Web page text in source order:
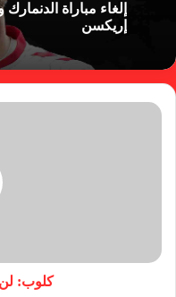
إلغاء مباراة
إريكسن
كلوب: